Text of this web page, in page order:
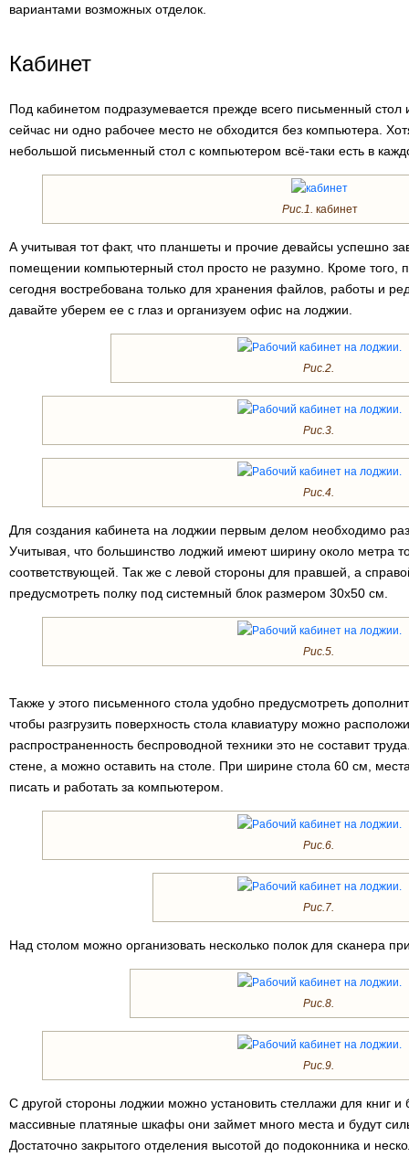
вариантами возможных отделок.
Кабинет
Под кабинетом подразумевается прежде всего письменный стол
сейчас ни одно рабочее место не обходится без компьютера.
небольшой письменный стол с компьютером всё-таки есть в
Рис.1. кабинет
А учитывая тот факт, что планшеты и прочие девайсы успешно
помещении компьютерный стол просто не разумно. Кроме того,
сегодня востребована только для хранения файлов, работы и
давайте уберем ее с глаз и организуем офис на лоджии.
Рис.2.
Рис.3.
Рис.4.
Для создания кабинета на лоджии первым делом необходимо
Учитывая, что большинство лоджий имеют ширину около метра
соответствующей. Так же с левой стороны для правшей, а
предусмотреть полку под системный блок размером 30х50 см.
Рис.5.
Также у этого письменного стола удобно предусмотреть
чтобы разгрузить поверхность стола клавиатуру можно
распространенность беспроводной техники это не составит
стене, а можно оставить на столе. При ширине стола 60 см,
писать и работать за компьютером.
Рис.6.
Рис.7.
Над столом можно организовать несколько полок для сканера
Рис.8.
Рис.9.
С другой стороны лоджии можно установить стеллажи для книг и
массивные платяные шкафы они займет много места и будут
Достаточно закрытого отделения высотой до подоконника и